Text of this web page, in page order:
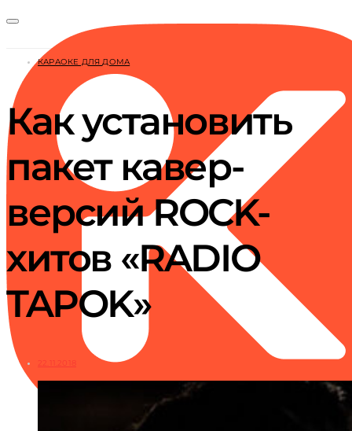
КАРАОКЕ ДЛЯ ДОМА
Как установить
пакет кавер-
версий ROCK-
хитов «RADIO
TAPOK»
22.11.2018